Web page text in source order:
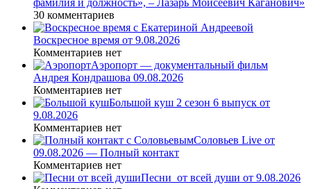
фамилия и должность», – Лазарь Моисеевич Каганович»
30 комментариев
Воскресное время от 9.08.2026
Комментариев нет
Аэропорт — документальный фильм
Андрея Кондрашова 09.08.2026
Комментариев нет
Большой куш 2 сезон 6 выпуск от
9.08.2026
Комментариев нет
Соловьев Live от
09.08.2026 — Полный контакт
Комментариев нет
Песни_от всей души от 9.08.2026